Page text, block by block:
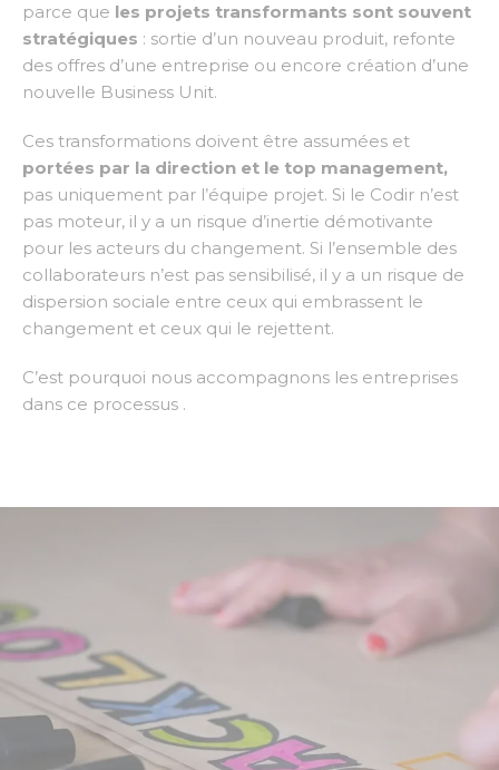
parce que les projets transformants sont souvent
stratégiques : sortie d’un nouveau produit, refonte
des offres d’une entreprise ou encore création d’une
nouvelle Business Unit.
Ces transformations doivent être assumées et
portées par la direction et le top management,
pas uniquement par l’équipe projet. Si le Codir n’est
pas moteur, il y a un risque d’inertie démotivante
pour les acteurs du changement. Si l’ensemble des
collaborateurs n’est pas sensibilisé, il y a un risque de
dispersion sociale entre ceux qui embrassent le
changement et ceux qui le rejettent.
C’est pourquoi nous accompagnons les entreprises
dans ce processus .
Pourquoi repenser sa
conduite de projet ?
Il s’agit surtout d’apporter une valeur ajoutée
supplémentaire et créer des effets de bords qui
dépassent l’exercice de la conduite de projet
traditionnel.